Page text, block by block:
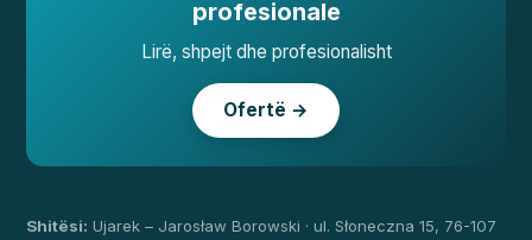
profesionale
Lirë, shpejt dhe profesionalisht
Ofertë →
Shitësi: Ujarek – Jarosław Borowski · ul. Słoneczna 15, 76-107